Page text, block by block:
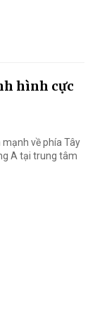
hình cực
mạnh về phía Tây
A tại trung tâm